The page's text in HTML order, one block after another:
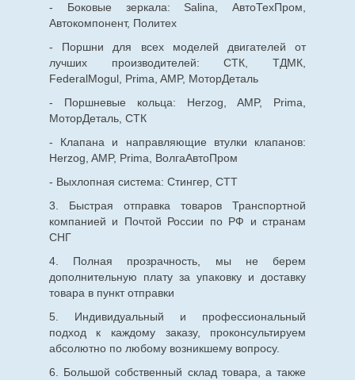
- Боковые зеркала: Salina, АвтоТехПром,
Автокомпонент, Политех
- Поршни для всех моделей двигателей от
лучших производителей: СТК, ТДМК,
FederalMogul, Prima, AMP, МоторДеталь
- Поршневые кольца: Herzog, AMP, Prima,
МоторДеталь, СТК
- Клапана и направляющие втулки клапанов:
Herzog, AMP, Prima, ВолгаАвтоПром
- Выхлопная система: Стингер, СТТ
3. Быстрая отправка товаров Транспортной
компанией и Почтой России по РФ и странам
СНГ
4. Полная прозрачность, мы не берем
дополнительную плату за упаковку и доставку
товара в пункт отправки
5. Индивидуальный и профессиональный
подход к каждому заказу, проконсультируем
абсолютно по любому возникшему вопросу.
6. Большой собственный склад товара, а также